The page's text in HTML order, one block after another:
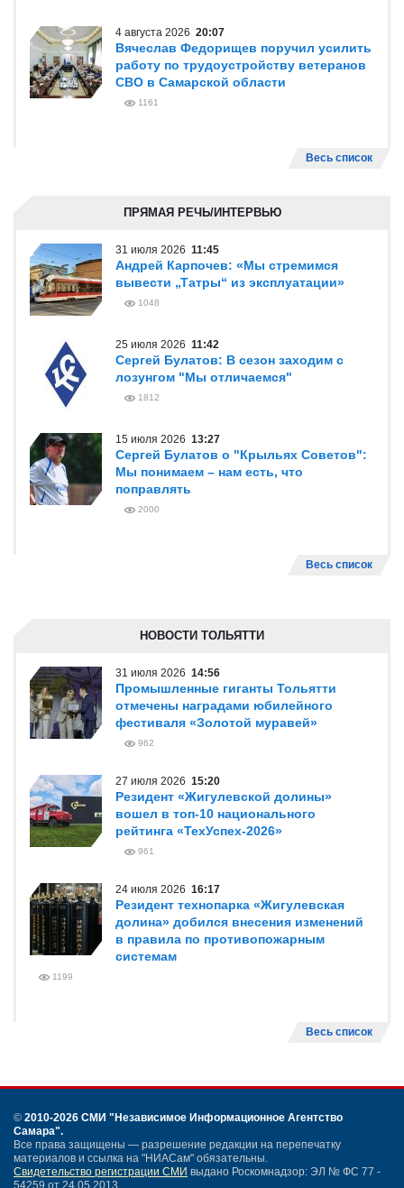
4 августа 2026 20:07
Вячеслав Федорищев поручил усилить
работу по трудоустройству ветеранов
СВО в Самарской области
1161
Весь список
ПРЯМАЯ РЕЧЬ/ИНТЕРВЬЮ
31 июля 2026 11:45
Андрей Карпочев: «Мы стремимся
вывести „Татры“ из эксплуатации»
1048
25 июля 2026 11:42
Сергей Булатов: В сезон заходим с
лозунгом "Мы отличаемся"
1812
15 июля 2026 13:27
Сергей Булатов о "Крыльях Советов":
Мы понимаем – нам есть, что
поправлять
2000
Весь список
НОВОСТИ ТОЛЬЯТТИ
31 июля 2026 14:56
Промышленные гиганты Тольятти
отмечены наградами юбилейного
фестиваля «Золотой муравей»
962
27 июля 2026 15:20
Резидент «Жигулевской долины»
вошел в топ-10 национального
рейтинга «ТехУспех-2026»
961
24 июля 2026 16:17
Резидент технопарка «Жигулевская
долина» добился внесения изменений
в правила по противопожарным
системам
1199
Весь список
© 2010-2026 СМИ "Независимое Информационное Агентство
Самара".
Все права защищены — разрешение редакции на перепечатку
материалов и ссылка на "НИАСам" обязательны.
Свидетельство регистрации СМИ выдано Роскомнадзор: ЭЛ № ФС 77 -
54259 от 24.05.2013.